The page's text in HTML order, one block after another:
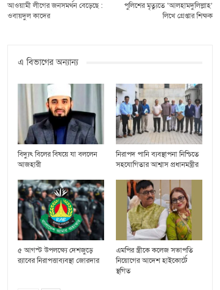
আওয়ামী লীগের জনসমর্থন বেড়েছে :
ওবায়দুল কাদের
পুলিশের মৃত্যুতে ‘আলহামদুলিল্লাহ’
লিখে গ্রেপ্তার শিক্ষক
এ বিভাগের অন্যান্য
বিদ্যুৎ বিলের বিষয়ে যা বললেন
আজহারী
নিরাপদ পানি ব্যবস্থাপনা নিশ্চিতে
সহযোগিতার আশ্বাস প্রধানমন্ত্রীর
৫ আগস্ট উপলক্ষ্যে দেশজুড়ে
র‌্যাবের নিরাপত্তাব্যবস্থা জোরদার
এমপির স্ত্রীকে কলেজ সভাপতি
নিয়োগের আদেশ হাইকোর্টে
স্থগিত